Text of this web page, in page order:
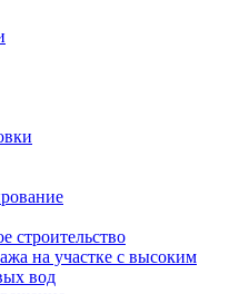
строительство
на участке с высоким
вод